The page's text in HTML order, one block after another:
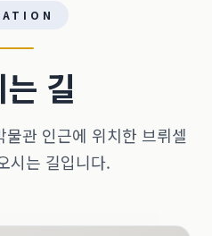
길
관 인근에 위치한 브뤼셀
시는 길입니다.